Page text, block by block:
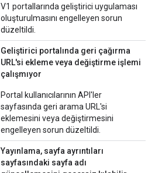
V1 portallarında geliştirici uygulaması
oluşturulmasını engelleyen sorun
düzeltildi.
Geliştirici portalında geri çağırma
URL'si ekleme veya değiştirme işlemi
çalışmıyor
Portal kullanıcılarının API'ler
sayfasında geri arama URL'si
eklemesini veya değiştirmesini
engelleyen sorun düzeltildi.
Yayınlama, sayfa ayrıntıları
sayfasındaki sayfa adı